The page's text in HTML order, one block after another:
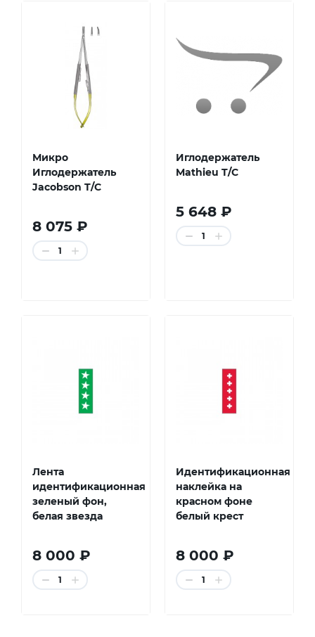
Микро
Иглодержатель
Jacobson T/C
8 075 ₽
1
Иглодержатель
Mathieu T/C
5 648 ₽
1
Лента
идентификационная
зеленый фон,
белая звезда
8 000 ₽
1
Идентификационная
наклейка на
красном фоне
белый крест
8 000 ₽
1